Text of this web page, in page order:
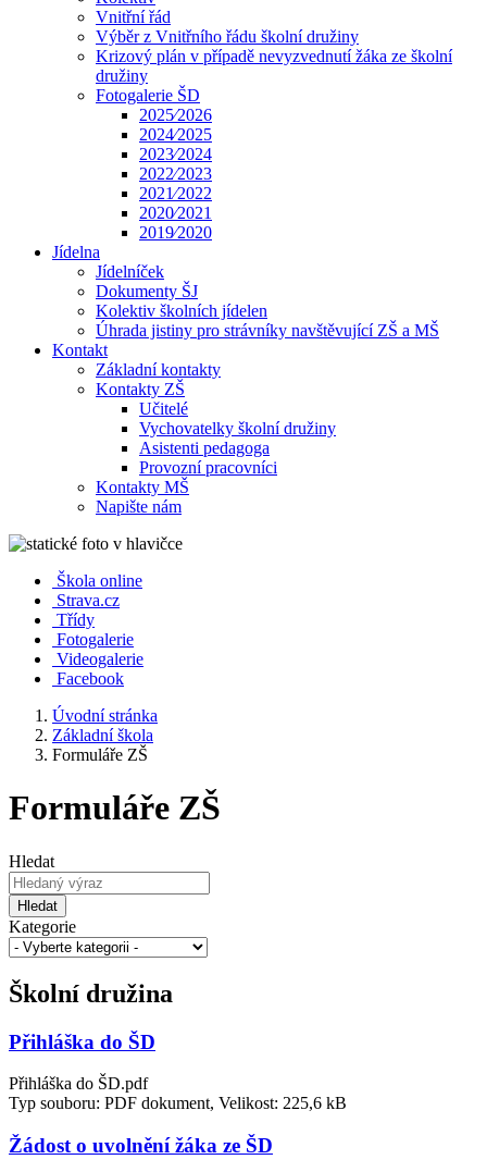
Vnitřní řád
Výběr z Vnitřního řádu školní družiny
Krizový plán v případě nevyzvednutí žáka ze školní
družiny
Fotogalerie ŠD
2025⁄2026
2024⁄2025
2023⁄2024
2022⁄2023
2021⁄2022
2020⁄2021
2019⁄2020
Jídelna
Jídelníček
Dokumenty ŠJ
Kolektiv školních jídelen
Úhrada jistiny pro strávníky navštěvující ZŠ a MŠ
Kontakt
Základní kontakty
Kontakty ZŠ
Učitelé
Vychovatelky školní družiny
Asistenti pedagoga
Provozní pracovníci
Kontakty MŠ
Napište nám
Škola online
Strava.cz
Třídy
Fotogalerie
Videogalerie
Facebook
Úvodní stránka
Základní škola
Formuláře ZŠ
Formuláře ZŠ
Hledat
Hledat
Kategorie
Školní družina
Přihláška do ŠD
Přihláška do ŠD.pdf
Typ souboru: PDF dokument, Velikost: 225,6 kB
Žádost o uvolnění žáka ze ŠD